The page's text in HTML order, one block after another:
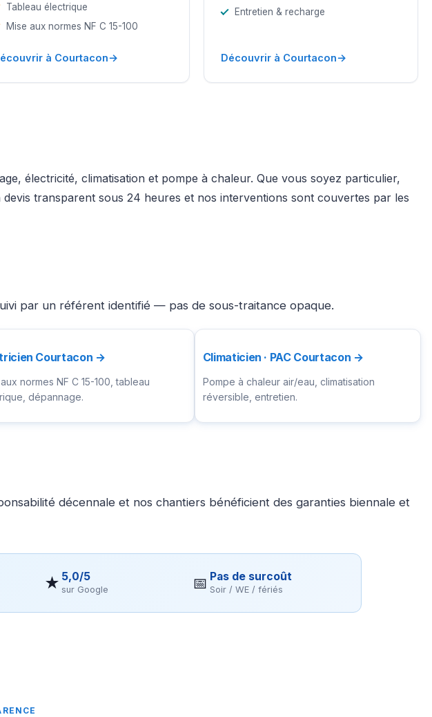
Tableau électrique
Mise aux normes NF C 15-100
à Courtacon→
Entretien & recharge
Découvrir à Courtacon→
électricité, climatisation et pompe à chaleur. Que vous soyez particulier,
transparent sous 24 heures et nos interventions sont couvertes par les
par un référent identifié — pas de sous-traitance opaque.
Courtacon →
normes NF C 15-100, tableau
dépannage.
Climaticien · PAC Courtacon →
Pompe à chaleur air/eau, climatisation
réversible, entretien.
décennale et nos chantiers bénéficient des garanties biennale et
★ 5,0/5
sur Google 📅 Pas de surcoût
Soir / WE / fériés